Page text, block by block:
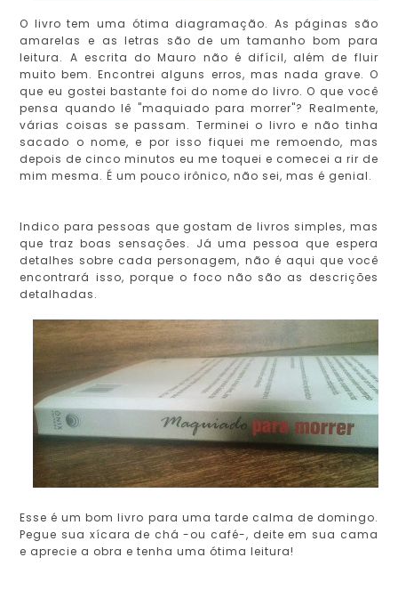
O livro tem uma ótima diagramação. As páginas são
amarelas e as letras são de um tamanho bom para
leitura. A escrita do Mauro não é difícil, além de fluir
muito bem. Encontrei alguns erros, mas nada grave. O
que eu gostei bastante foi do nome do livro. O que você
pensa quando lê "maquiado para morrer"? Realmente,
várias coisas se passam. Terminei o livro e não tinha
sacado o nome, e por isso fiquei me remoendo, mas
depois de cinco minutos eu me toquei e comecei a rir de
mim mesma. É um pouco irônico, não sei, mas é genial.
Indico para pessoas que gostam de livros simples, mas
que traz boas sensações. Já uma pessoa que espera
detalhes sobre cada personagem, não é aqui que você
encontrará isso, porque o foco não são as descrições
detalhadas.
Esse é um bom livro para uma tarde calma de domingo.
Pegue sua xícara de chá -ou café-, deite em sua cama
e aprecie a obra e tenha uma ótima leitura!